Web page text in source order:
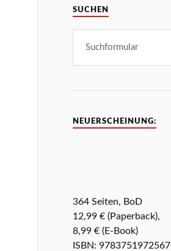
SUCHEN
NEUERSCHEINUNG:
364 Seiten, BoD
12,99 € (Paperback),
8,99 € (E-Book)
ISBN: 9783751972567